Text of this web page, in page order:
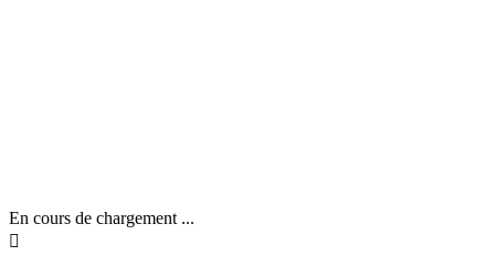
En cours de chargement ...
